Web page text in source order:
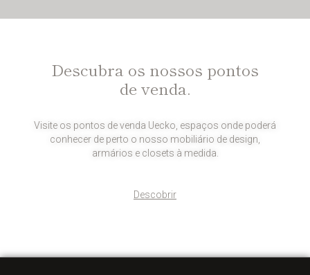
Descubra os nossos pontos
de venda.
Visite os pontos de venda Uecko, espaços onde poderá
conhecer de perto o nosso mobiliário de design,
armários e closets à medida.
Descobrir